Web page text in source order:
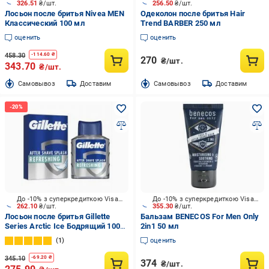
326.51₴/шт.
Лосьон после бритья Nivea MEN
Классический 100 мл
оценить
458.30 -114.60 ₴
343.70 ₴/шт.
Cамовывоз Доставим
256.50₴/шт.
Одеколон после бритья Hair
Trend BARBER 250 мл
оценить
270 ₴/шт.
Cамовывоз Доставим
262.10₴/шт.
До -10% з суперкредиткою Visa Вигода
Лосьон после бритья Gillette
Series Arctic Ice Бодрящий 100
мл
1
345.10 -69.20 ₴
355.30₴/шт.
До -10% з суперкредиткою Visa Вигода
Бальзам BENECOS For Men Only
2in1 50 мл
оценить
374 ₴/шт.